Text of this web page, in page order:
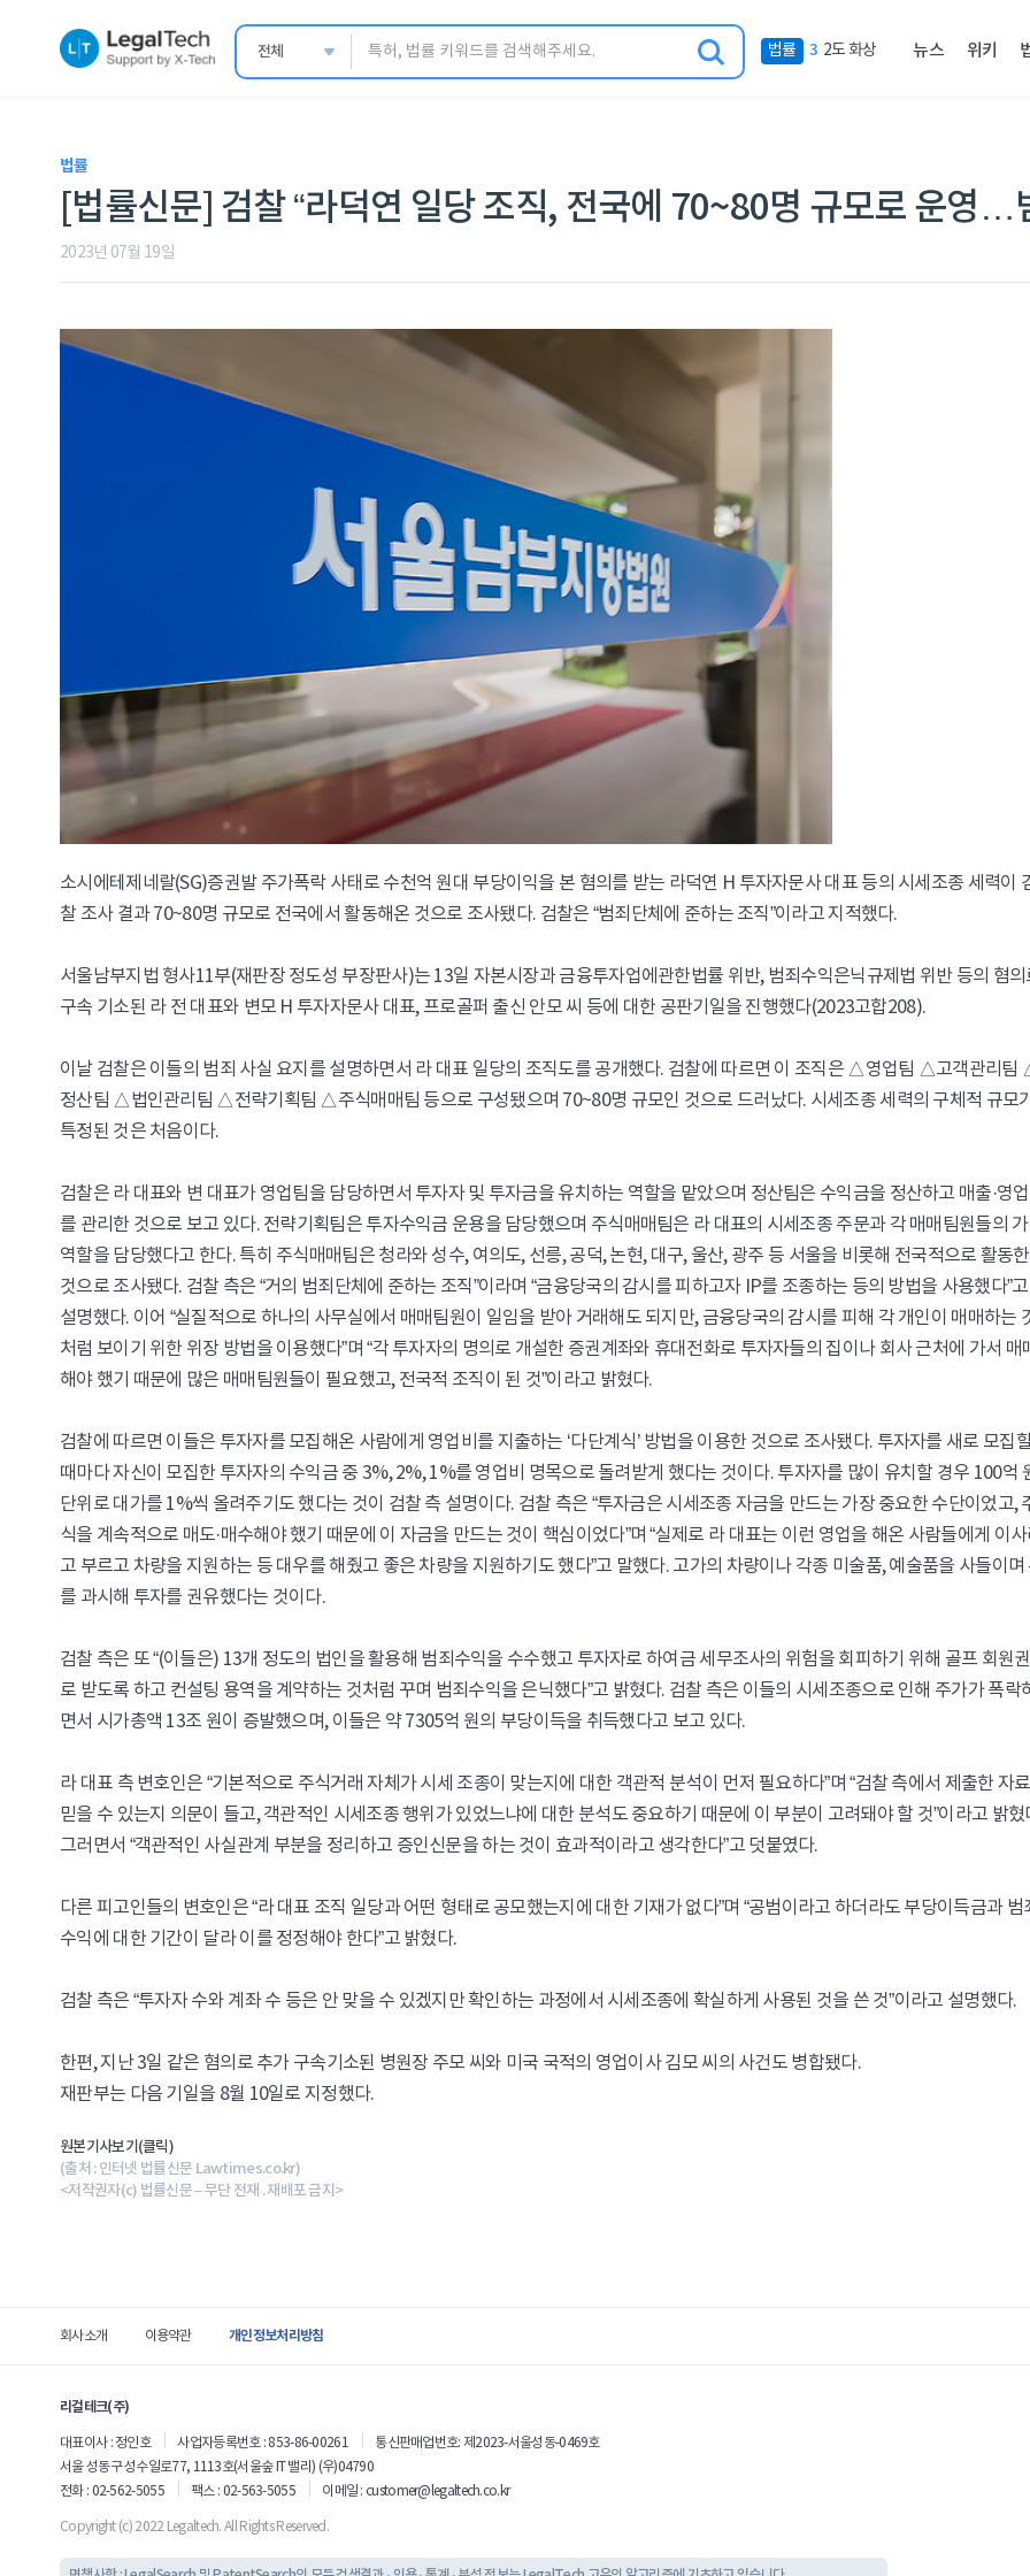
네
메
뉴
뉴스 위키
전체
검
색
금
주
드
법률 3 2도 화상
[법률신문] 검찰 “라덕연 일당 조직, 전국에 70~80명 규모로 운영…
2023년 07월 19일
법률
소시에테제네랄(SG)증권발 주가폭락 사태로 수천억 원대 부당이익을 본 혐의를 받는 라덕연 H 투자자문사 대표 등의 시세조종 세력이
찰 조사 결과 70~80명 규모로 전국에서 활동해온 것으로 조사됐다. 검찰은 “범죄단체에 준하는 조직”이라고 지적했다.
서울남부지법 형사11부(재판장 정도성 부장판사)는 13일 자본시장과 금융투자업에관한법률 위반, 범죄수익은닉규제법 위반 등의 혐의
구속 기소된 라 전 대표와 변모 H 투자자문사 대표, 프로골퍼 출신 안모 씨 등에 대한 공판기일을 진행했다(2023고합208).
이날 검찰은 이들의 범죄 사실 요지를 설명하면서 라 대표 일당의 조직도를 공개했다. 검찰에 따르면 이 조직은 △영업팀 △고객관리팀
정산팀 △법인관리팀 △전략기획팀 △주식매매팀 등으로 구성됐으며 70~80명 규모인 것으로 드러났다. 시세조종 세력의 구체적 규모
특정된 것은 처음이다.
검찰은 라 대표와 변 대표가 영업팀을 담당하면서 투자자 및 투자금을 유치하는 역할을 맡았으며 정산팀은 수익금을 정산하고 매출·영업
를 관리한 것으로 보고 있다. 전략기획팀은 투자수익금 운용을 담당했으며 주식매매팀은 라 대표의 시세조종 주문과 각 매매팀원들의
역할을 담당했다고 한다. 특히 주식매매팀은 청라와 성수, 여의도, 선릉, 공덕, 논현, 대구, 울산, 광주 등 서울을 비롯해 전국적으로 활동한
것으로 조사됐다. 검찰 측은 “거의 범죄단체에 준하는 조직”이라며 “금융당국의 감시를 피하고자 IP를 조종하는 등의 방법을 사용했다”고
설명했다. 이어 “실질적으로 하나의 사무실에서 매매팀원이 일임을 받아 거래해도 되지만, 금융당국의 감시를 피해 각 개인이 매매하는
처럼 보이기 위한 위장 방법을 이용했다”며 “각 투자자의 명의로 개설한 증권계좌와 휴대전화로 투자자들의 집이나 회사 근처에 가서 매
해야 했기 때문에 많은 매매팀원들이 필요했고, 전국적 조직이 된 것”이라고 밝혔다.
검찰에 따르면 이들은 투자자를 모집해온 사람에게 영업비를 지출하는 ‘다단계식’ 방법을 이용한 것으로 조사됐다. 투자자를 새로 모집
때마다 자신이 모집한 투자자의 수익금 중 3%, 2%, 1%를 영업비 명목으로 돌려받게 했다는 것이다. 투자자를 많이 유치할 경우 100억
단위로 대가를 1%씩 올려주기도 했다는 것이 검찰 측 설명이다. 검찰 측은 “투자금은 시세조종 자금을 만드는 가장 중요한 수단이었고,
식을 계속적으로 매도·매수해야 했기 때문에 이 자금을 만드는 것이 핵심이었다”며 “실제로 라 대표는 이런 영업을 해온 사람들에게 이
고 부르고 차량을 지원하는 등 대우를 해줬고 좋은 차량을 지원하기도 했다”고 말했다. 고가의 차량이나 각종 미술품, 예술품을 사들이며
를 과시해 투자를 권유했다는 것이다.
검찰 측은 또 “(이들은) 13개 정도의 법인을 활용해 범죄수익을 수수했고 투자자로 하여금 세무조사의 위험을 회피하기 위해 골프 회원
로 받도록 하고 컨설팅 용역을 계약하는 것처럼 꾸며 범죄수익을 은닉했다”고 밝혔다. 검찰 측은 이들의 시세조종으로 인해 주가가 폭락
면서 시가총액 13조 원이 증발했으며, 이들은 약 7305억 원의 부당이득을 취득했다고 보고 있다.
라 대표 측 변호인은 “기본적으로 주식거래 자체가 시세 조종이 맞는지에 대한 객관적 분석이 먼저 필요하다”며 “검찰 측에서 제출한 자
믿을 수 있는지 의문이 들고, 객관적인 시세조종 행위가 있었느냐에 대한 분석도 중요하기 때문에 이 부분이 고려돼야 할 것”이라고 밝혔
그러면서 “객관적인 사실관계 부분을 정리하고 증인신문을 하는 것이 효과적이라고 생각한다”고 덧붙였다.
다른 피고인들의 변호인은 “라 대표 조직 일당과 어떤 형태로 공모했는지에 대한 기재가 없다”며 “공범이라고 하더라도 부당이득금과 범
수익에 대한 기간이 달라 이를 정정해야 한다”고 밝혔다.
검찰 측은 “투자자 수와 계좌 수 등은 안 맞을 수 있겠지만 확인하는 과정에서 시세조종에 확실하게 사용된 것을 쓴 것”이라고 설명했다.
한편, 지난 3일 같은 혐의로 추가 구속기소된 병원장 주모 씨와 미국 국적의 영업이사 김모 씨의 사건도 병합됐다.
재판부는 다음 기일을 8월 10일로 지정했다.
원본기사보기(클릭)
(출처 : 인터넷 법률신문 Lawtimes.co.kr)
<저작권자(c) 법률신문 – 무단 전재 . 재배포 금지>
회사소개 이용약관 개인정보처리방침
리걸테크(주)
대표이사 : 정인호 사업자등록번호 : 853-86-00261
통신판매업번호: 제2023-서울성동-0469호
서울 성동구 성수일로77, 1113호(서울숲 IT 밸리) (우)04790
전화 : 02-562-5055
팩스 : 02-563-5055 이메일 : customer@legaltech.co.kr
Copyright (c) 2022 Legaltech. All Rights Reserved.